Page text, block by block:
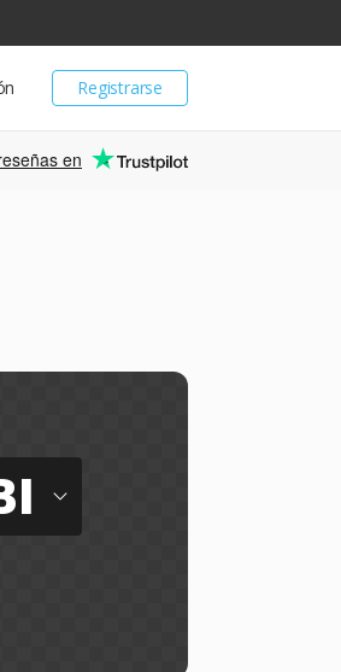
Registrarse
en